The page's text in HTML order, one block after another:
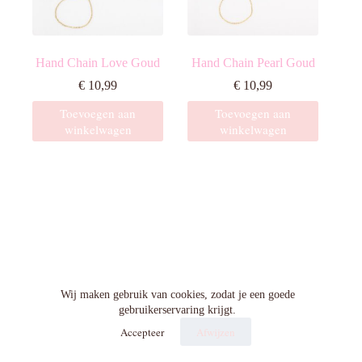
Wij maken gebruik van cookies, zodat je een goede
gebruikerservaring krijgt.
Accepteer Afwijzen
Hand Chain Love Goud
€ 10,99
Toevoegen aan
winkelwagen
Hand Chain Pearl Goud
€ 10,99
Toevoegen aan
winkelwagen
Algemene voorwaarden
Privacy beleid